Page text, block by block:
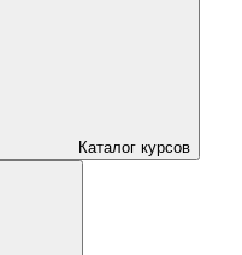
Каталог курсов